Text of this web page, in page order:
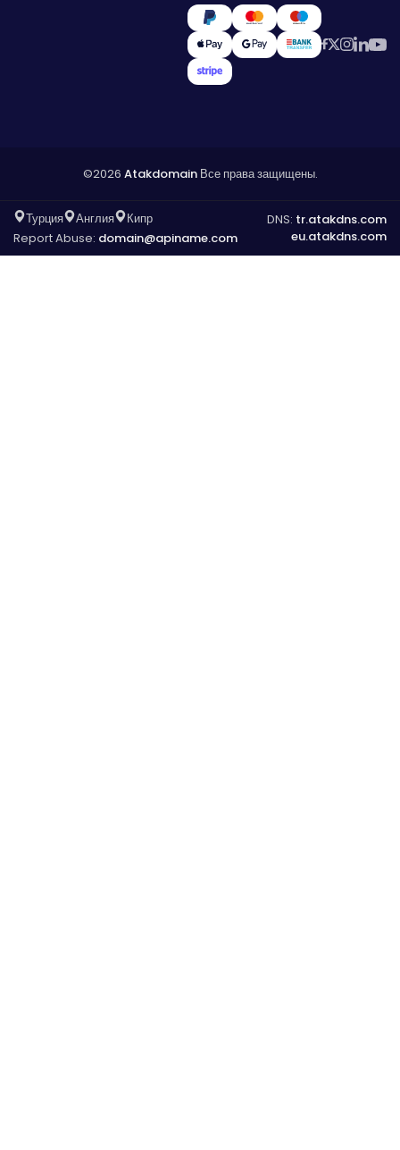
©2026 AtakdomainВсе права защищены.
Турция Англия
Кипр
Report Abuse: domain@apiname.com
DNS: tr.atakdns.com
eu.atakdns.com